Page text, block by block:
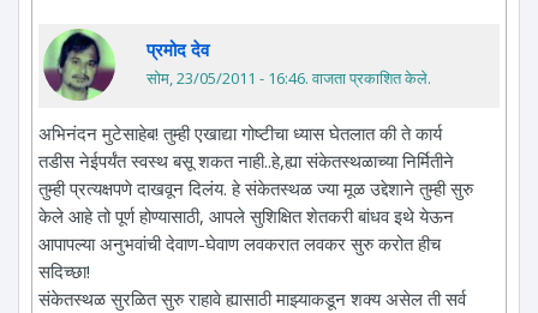
प्रमोद देव
सोम, 23/05/2011 - 16:46. वाजता प्रकाशित केले.
अभिनंदन मुटेसाहेब! तुम्ही एखाद्या गोष्टीचा ध्यास घेतलात की ते कार्य
तडीस नेईपर्यंत स्वस्थ बसू शकत नाही..हे,ह्या संकेतस्थळाच्या निर्मितीने
तुम्ही प्रत्यक्षपणे दाखवून दिलंय. हे संकेतस्थळ ज्या मूळ उद्देशाने तुम्ही सुरु
केले आहे तो पूर्ण होण्यासाठी, आपले सुशिक्षित शेतकरी बांधव इथे येऊन
आपापल्या अनुभवांची देवाण-घेवाण लवकरात लवकर सुरु करोत हीच
सदिच्छा!
संकेतस्थळ सुरळित सुरु राहावे ह्यासाठी माझ्याकडून शक्य असेल ती सर्व